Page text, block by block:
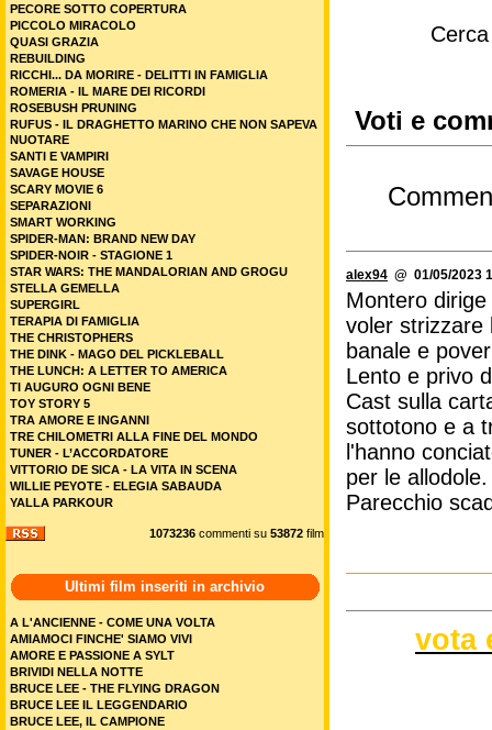
Voti e
alex94 @ 01/05/2023
Montero
voler strizzare
banale e
Lento e privo
Cast sulla
sottotono e a
l'hanno
per le allodole.
Parecchio
vota
PECORE SOTTO COPERTURA
PICCOLO MIRACOLO
QUASI GRAZIA
REBUILDING
RICCHI... DA MORIRE - DELITTI IN FAMIGLIA
ROMERIA - IL MARE DEI RICORDI
ROSEBUSH PRUNING
RUFUS - IL DRAGHETTO MARINO CHE NON SAPEVA
NUOTARE
SANTI E VAMPIRI
SAVAGE HOUSE
SCARY MOVIE 6
SEPARAZIONI
SMART WORKING
SPIDER-MAN: BRAND NEW DAY
SPIDER-NOIR - STAGIONE 1
STAR WARS: THE MANDALORIAN AND GROGU
STELLA GEMELLA
SUPERGIRL
TERAPIA DI FAMIGLIA
THE CHRISTOPHERS
THE DINK - MAGO DEL PICKLEBALL
THE LUNCH: A LETTER TO AMERICA
TI AUGURO OGNI BENE
TOY STORY 5
TRA AMORE E INGANNI
TRE CHILOMETRI ALLA FINE DEL MONDO
TUNER - L’ACCORDATORE
VITTORIO DE SICA - LA VITA IN SCENA
WILLIE PEYOTE - ELEGIA SABAUDA
YALLA PARKOUR
1073236 commenti su 53872 film
Ultimi film inseriti in archivio
A L'ANCIENNE - COME UNA VOLTA
AMIAMOCI FINCHE' SIAMO VIVI
AMORE E PASSIONE A SYLT
BRIVIDI NELLA NOTTE
BRUCE LEE - THE FLYING DRAGON
BRUCE LEE IL LEGGENDARIO
BRUCE LEE, IL CAMPIONE